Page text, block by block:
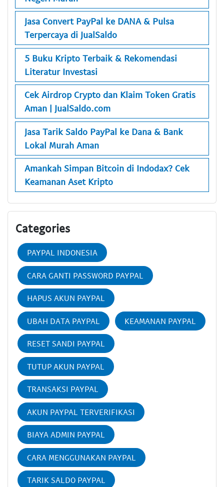
Jasa Convert PayPal ke DANA & Pulsa
Terpercaya di JualSaldo
5 Buku Kripto Terbaik & Rekomendasi
Literatur Investasi
Cek Airdrop Crypto dan Klaim Token Gratis
Aman | JualSaldo.com
Jasa Tarik Saldo PayPal ke Dana & Bank
Lokal Murah Aman
Amankah Simpan Bitcoin di Indodax? Cek
Keamanan Aset Kripto
Categories
PAYPAL INDONESIA
CARA GANTI PASSWORD PAYPAL
HAPUS AKUN PAYPAL
UBAH DATA PAYPAL KEAMANAN PAYPAL
RESET SANDI PAYPAL
TUTUP AKUN PAYPAL
TRANSAKSI PAYPAL
AKUN PAYPAL TERVERIFIKASI
BIAYA ADMIN PAYPAL
CARA MENGGUNAKAN PAYPAL
TARIK SALDO PAYPAL